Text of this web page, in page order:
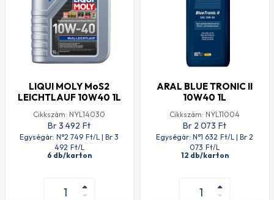
LIQUI MOLY MoS2
LEICHTLAUF 10W40 1L
Cikkszám: NYL14030
Br 3 492 Ft
Egységár: N°2 749 Ft/L | Br 3
492 Ft/L
6 db/karton
ARAL BLUE TRONIC II
10W40 1L
Cikkszám: NYL11004
Br 2 073 Ft
Egységár: N°1 632 Ft/L | Br 2
073 Ft/L
12 db/karton